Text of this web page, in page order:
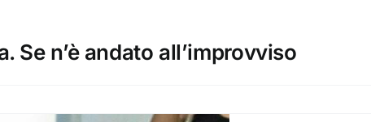
Se n’è andato all’improvviso